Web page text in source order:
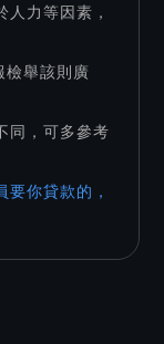
力等因素，
舉該則廣
同，可多參考
你貸款的，